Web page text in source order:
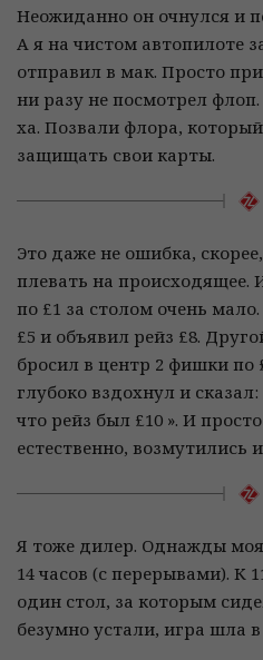
Неожиданно он очнулся и
А я на чистом автопилоте
отправил в мак. Просто
ни разу не посмотрел
ха. Позвали флора,
защищать свои карты.
Это даже не ошибка,
плевать на происходящее.
по £1 за столом очень
£5 и объявил рейз £8.
бросил в центр 2 фишки по
глубоко вздохнул и
что рейз был £10 ». И
естественно, возмутились
Я тоже дилер. Однажды моя
14 часов (с перерывами). К
один стол, за которым
безумно устали, игра шла